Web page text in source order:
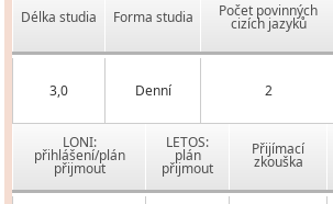
Délka studia Forma studia Počet povinných
cizích jazyků
3,0 Denní 2
LONI:
přihlášení/plán
přijmout
LETOS:
plán
přijmout
Přijímací
zkouška